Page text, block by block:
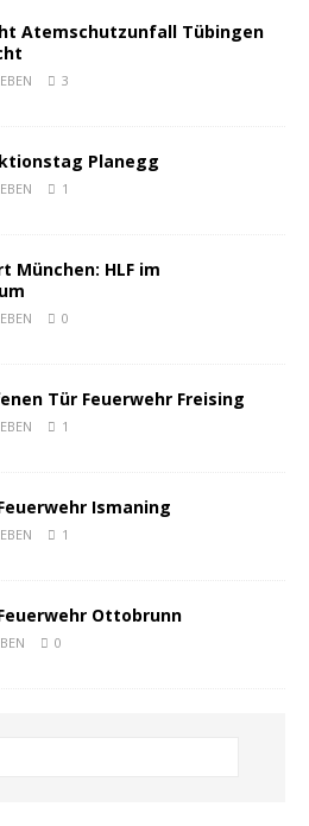
Atemschutzunfall Tübingen
3
Planegg
1
München: HLF im
0
Tür Feuerwehr Freising
1
Ismaning
1
Ottobrunn
0